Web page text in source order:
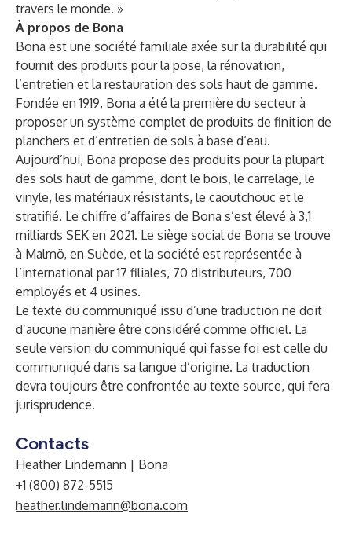
travers le monde. »
À propos de Bona
Bona est une société familiale axée sur la durabilité qui
fournit des produits pour la pose, la rénovation,
l’entretien et la restauration des sols haut de gamme.
Fondée en 1919, Bona a été la première du secteur à
proposer un système complet de produits de finition de
planchers et d’entretien de sols à base d’eau.
Aujourd’hui, Bona propose des produits pour la plupart
des sols haut de gamme, dont le bois, le carrelage, le
vinyle, les matériaux résistants, le caoutchouc et le
stratifié. Le chiffre d’affaires de Bona s’est élevé à 3,1
milliards SEK en 2021. Le siège social de Bona se trouve
à Malmö, en Suède, et la société est représentée à
l’international par 17 filiales, 70 distributeurs, 700
employés et 4 usines.
Le texte du communiqué issu d’une traduction ne doit
d’aucune manière être considéré comme officiel. La
seule version du communiqué qui fasse foi est celle du
communiqué dans sa langue d’origine. La traduction
devra toujours être confrontée au texte source, qui fera
jurisprudence.
Contacts
Heather Lindemann | Bona
+1 (800) 872-5515
heather.lindemann@bona.com